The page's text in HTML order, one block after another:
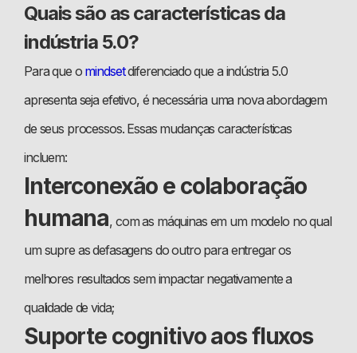
Quais são as características da
indústria 5.0?
Para que omindsetdiferenciado que a indústria 5.0
apresenta seja efetivo, é necessária uma nova abordagem
de seus processos. Essas mudanças características
incluem:
Interconexão e colaboração
humana, com as máquinas em um modelo no qual
um supre as defasagens do outro para entregar os
melhores resultados sem impactar negativamente a
qualidade de vida;
Suporte cognitivo aos fluxos